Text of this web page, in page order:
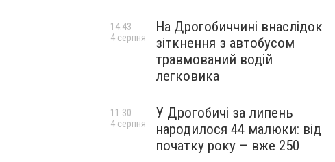
На Дрогобиччині внаслідок
зіткнення з автобусом
травмований водій
легковика
14:43
4 серпня
У Дрогобичі за липень
народилося 44 малюки: від
початку року – вже 250
11:30
4 серпня